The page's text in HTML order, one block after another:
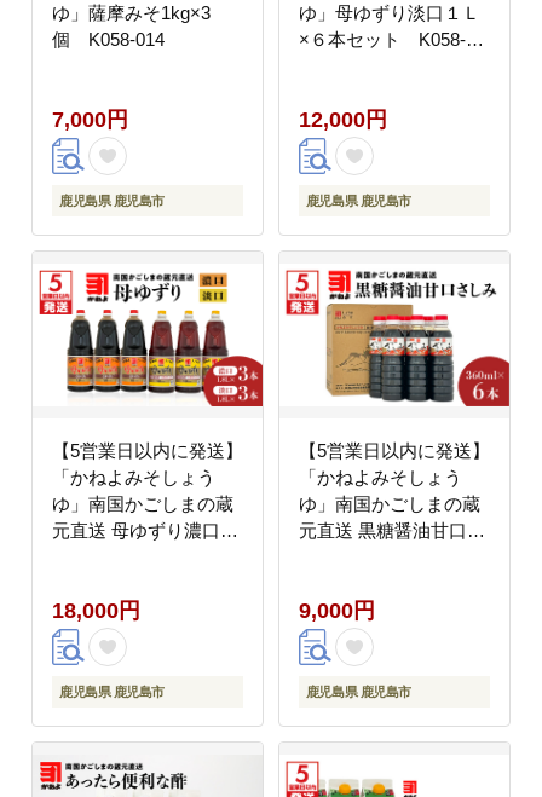
ゆ」薩摩みそ1kg×3
個 K058-014
7,000円
鹿児島県 鹿児島市
ゆ」母ゆずり淡口１Ｌ
×６本セット K058-
12,000円
鹿児島県 鹿児島市
【5営業日以内に発送】
「かねよみそしょう
ゆ」南国かごしまの蔵
元直送 母ゆずり濃口・
18,000円
鹿児島県 鹿児島市
【5営業日以内に発送】
「かねよみそしょう
ゆ」南国かごしまの蔵
元直送 黒糖醤油甘口さ
9,000円
鹿児島県 鹿児島市